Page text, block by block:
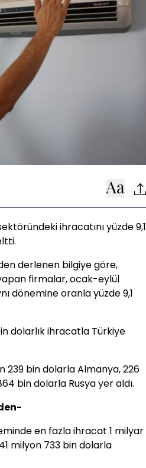
ihracatını yüzde 9,1
derlenen bilgiye göre,
firmalar, ocak-eylül
dönemine oranla yüzde 9,1
dolarlık ihracatla Türkiye
239 bin dolarla Almanya, 226
bin dolarla Rusya yer aldı.
en fazla ihracat 1 milyar
milyon 733 bin dolarla